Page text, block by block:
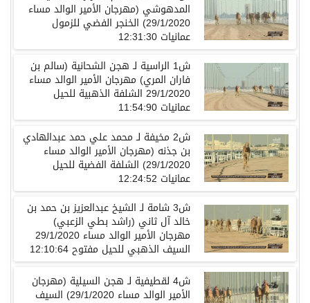
المدهوشي (مهرجان الأمير الوالد مساء
29/1/2020) الخنجر الفضي للزمول
عمانيات 12:31:30
ش1 الراسية لـ هجن الشحانية (سالم بن
فاران المري) مهرجان الأمير الوالد مساء
29/1/2020 الشلفة الذهبية للحيل
عمانيات 11:54:90
ش2 مخيفة لـ محمد علي حمد عبدالهادي
بن جذنه (مهرجان الأمير الوالد مساء
29/1/2020) الشلفة الفضية للحيل
عمانيات 12:24:52
ش3 شامة لـ الشيخ عبدالعزيز بن حمد بن
خالد آل ثاني (راشد بطي الزعبي)
مهرجان الأمير الوالد مساء 29/1/2020
السيف الذهبي للحيل مفتوح 12:10:64
ش4 لقطيفية لـ هجن السيلية (مهرجان
الأمير الوالد مساء 29/1/2020) السيف